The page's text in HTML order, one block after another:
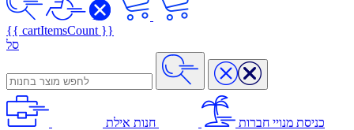
{{ cartItemsCount }}
סל
כניסת מנויי חברות חנות אילת